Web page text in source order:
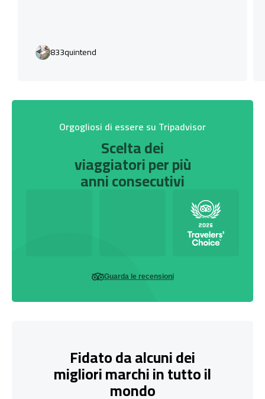
833quintend
Orgogliosi di essere su Tripadvisor
Scelta dei
viaggiatori per più
anni consecutivi
Guarda le recensioni
Fidato da alcuni dei
migliori marchi in tutto il
mondo